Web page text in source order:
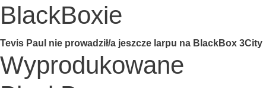
BlackBoxie
Tevis Paul nie prowadził/a jesz­cze lar­pu na Black­Box 3City
Wyprodukowane